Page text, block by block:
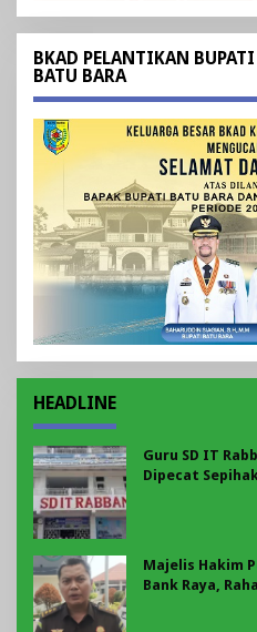
BKAD PELANTIKAN
BATU BARA
HEADLINE
Guru SD IT
Dipecat
Majelis Hakim
Bank Raya,